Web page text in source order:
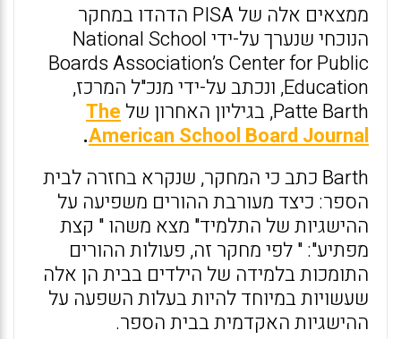
ממצאים אלה של PISA הדהדו במחקר
הנוכחי שנערך על-ידי National School
Boards Association’s Center for Public
Education, ונכתב על-ידי מנכ"ל המרכז,
Patte Barth, בגיליון האחרון של
The
American School Board Journal
.
Barth כתב כי המחקר, שנקרא בחזרה לבית
הספר: כיצד מעורבת ההורים משפיעה על
ההישגיות של התלמיד" מצא משהו " קצת
מפתיע": " לפי מחקר זה, פעולות ההורים
התומכות בלמידה של הילדים בבית הן אלה
שעשויות במיוחד להיות בעלות השפעה על
ההישגיות האקדמית בבית הספר.